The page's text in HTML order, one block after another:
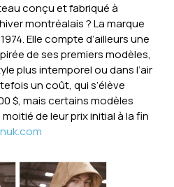
conçu et fabriqué à
montréalais ? La marque
Elle compte d’ailleurs une
de ses premiers modèles,
plus intemporel ou dans l’air
un coût, qui s’élève
$, mais certains modèles
de leur prix initial à la fin